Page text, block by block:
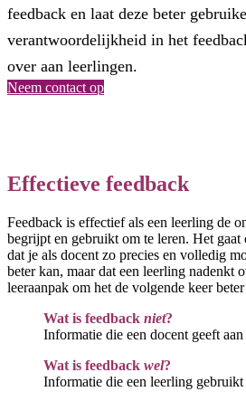
feedback en laat deze beter
verantwoordelijkheid in het
over aan leerlingen.
Neem contact op
Effectieve feedback
Feedback is effectief als een leerling de
begrijpt en gebruikt om te leren. Het
dat je als docent zo precies en volledig
beter kan, maar dat een leerling nadenkt
leeraanpak om het de volgende keer
Wat is feedback niet?
Informatie die een docent geeft
Wat is feedback wel?
Informatie die een leerling gebruikt